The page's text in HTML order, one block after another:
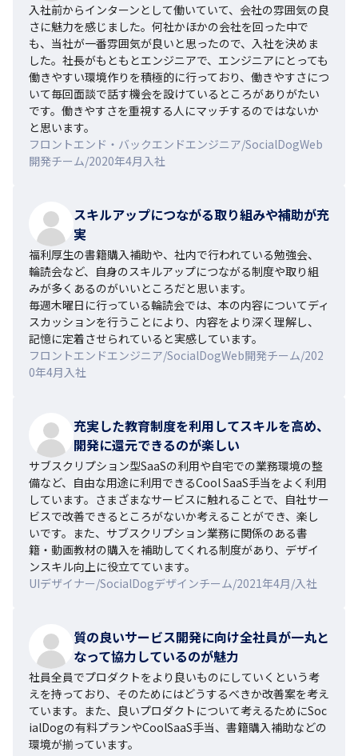
入社前からインターンとして働いていて、会社の雰囲気の良
さに魅力を感じました。何社かほかの会社を回った中で
も、当社が一番雰囲気が良いと思ったので、入社を決めま
した。社長がもともとエンジニアで、エンジニアにとっても
働きやすい環境作りを積極的に行っており、働きやすさにつ
いて毎回面談で話す機会を設けているところがありがたい
です。働きやすさを重視する人にマッチするのではないか
と思います。
フロントエンド・バックエンドエンジニア/SocialDogWeb
開発チーム/2020年4月入社
スキルアップにつながる取り組みや補助が充
実
福利厚生の書籍購入補助や、社内で行われている勉強会、
輪読会など、自身のスキルアップにつながる制度や取り組
みが多くあるのがいいところだと思います。
毎週木曜日に行っている輪読会では、本の内容についてディ
スカッションを行うことにより、内容をより深く理解し、
記憶に定着させられていると実感しています。
フロントエンドエンジニア/SocialDogWeb開発チーム/202
0年4月入社
充実した教育制度を利用してスキルを高め、
開発に還元できるのが楽しい
サブスクリプション型SaaSの利用や自宅での業務環境の整
備など、自由な用途に利用できるCool SaaS手当をよく利用
しています。さまざまなサービスに触れることで、自社サー
ビスで改善できるところがないか考えることができ、楽し
いです。また、サブスクリプション業務に関係のある書
籍・動画教材の購入を補助してくれる制度があり、デザイ
ンスキル向上に役立てています。
UIデザイナー/SocialDogデザインチーム/2021年4月/入社
質の良いサービス開発に向け全社員が一丸と
なって協力しているのが魅力
社員全員でプロダクトをより良いものにしていくという考
えを持っており、そのためにはどうするべきか改善案を考え
ています。また、良いプロダクトについて考えるためにSoc
ialDogの有料プランやCoolSaaS手当、書籍購入補助などの
環境が揃っています。